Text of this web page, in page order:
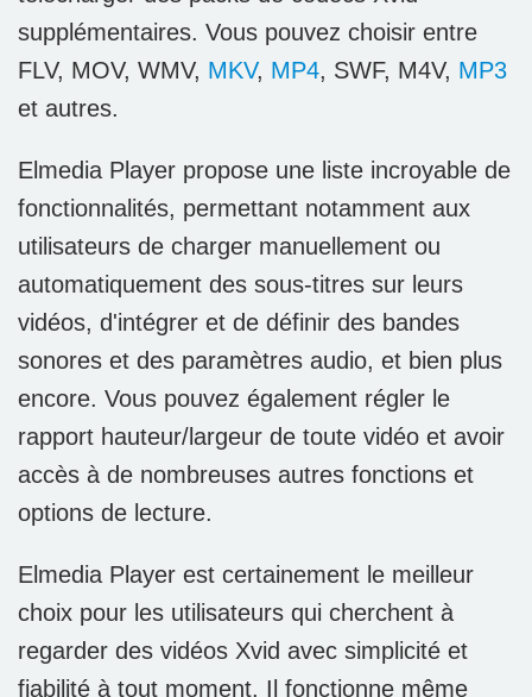
supplémentaires. Vous pouvez choisir entre
FLV, MOV, WMV, MKV, MP4, SWF, M4V, MP3
et autres.
Elmedia Player propose une liste incroyable de
fonctionnalités, permettant notamment aux
utilisateurs de charger manuellement ou
automatiquement des sous-titres sur leurs
vidéos, d'intégrer et de définir des bandes
sonores et des paramètres audio, et bien plus
encore. Vous pouvez également régler le
rapport hauteur/largeur de toute vidéo et avoir
accès à de nombreuses autres fonctions et
options de lecture.
Elmedia Player est certainement le meilleur
choix pour les utilisateurs qui cherchent à
regarder des vidéos Xvid avec simplicité et
fiabilité à tout moment. Il fonctionne même